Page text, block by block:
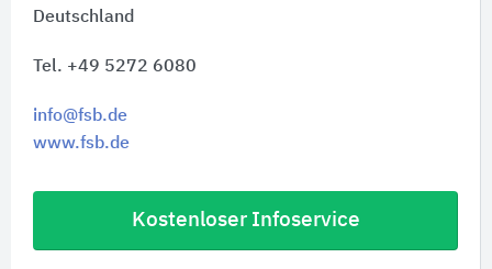
Deutschland
Tel. +49 5272 6080
info@fsb.de
www.fsb.de
Kostenloser Infoservice